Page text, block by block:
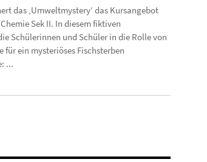
das ‚Umweltmystery‘ das Kursangebot
Sek II. In diesem fiktiven
Schülerinnen und Schüler in die Rolle von
ein mysteriöses Fischsterben
...